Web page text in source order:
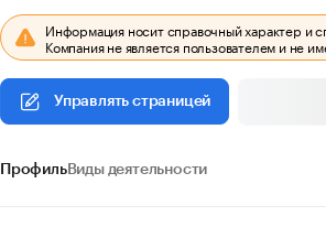
Информация носит справочный характер и
Компания не является пользователем и не
Управлять страницей
ПрофильВиды деятельности